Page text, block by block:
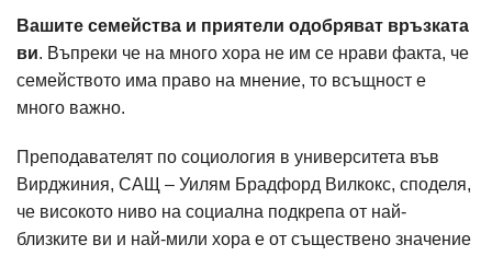
Вашите семейства и приятели одобряват връзката
ви. Въпреки че на много хора не им се нрави факта, че
семейството има право на мнение, то всъщност е
много важно.
Преподавателят по социология в университета във
Вирджиния, САЩ – Уилям Брадфорд Вилкокс, споделя,
че високото ниво на социална подкрепа от най-
близките ви и най-мили хора е от съществено значение